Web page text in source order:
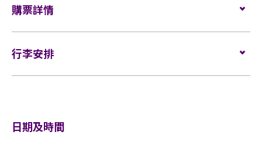
所有企位觀眾須佩戴保安檢測手帶，以助場館監察人
流及應對緊急情況（如適用）。
如需再次進場，請向保安人員出示入場證明、當天演
企位區域之觀眾須依照列印於門票上及確認電郵內的
序號依次序進場，而有關序號由系統於每個交易完成
內。不准攜帶長傘進入演唱會。如有上述限制物品，
活動門票必須從官方票務銷售點購買。任何損毀、污
損、經過塗改、殘缺不全或複印之門票，一概將不受
理。
下，遺失的企位或不設劃位門票均不獲補發。
BLOCK A - $1190 (VIP)
購票詳情
售。
行李安排
日期及時間